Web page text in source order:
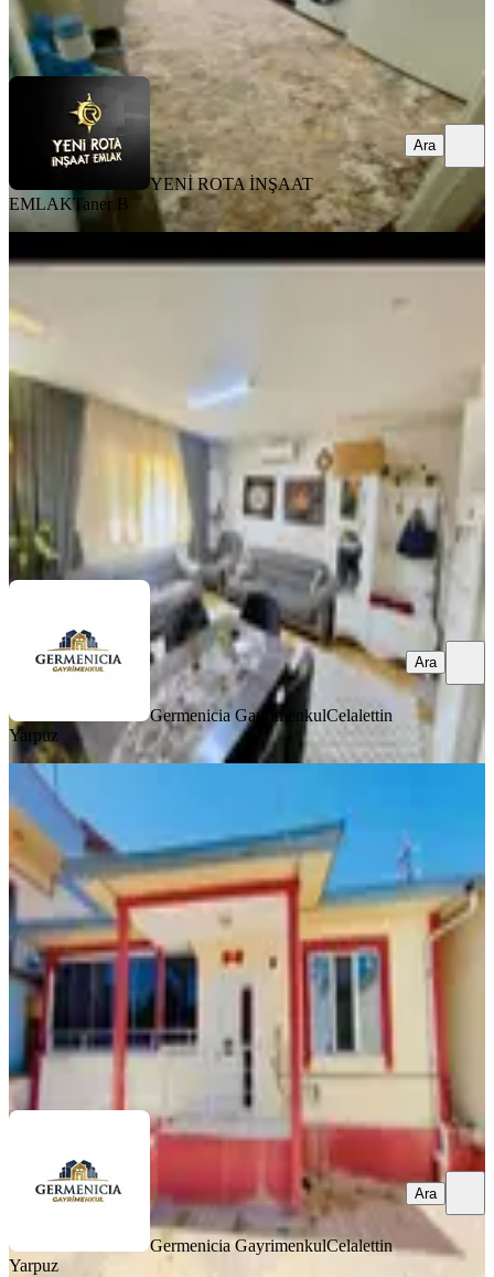
YENİ ROTA İNŞAAT EMLAK Taner B
Ara
YENİ ROTA İNŞAAT
EMLAKTaner B
Ara
Germenicia'dan Satılık Karacasu
1.450.000 ₺
Germenicia Gayrimenkul Celalettin Yarpuz
Ara
Germenicia GayrimenkulCelalettin
Yarpuz
Ara
MANZARALI
2023 Sonrası Çelik Müstakilev
Dulkadiroğlu, Eyüp Sultan Mahallesi
2+1·135 m²·01.08.2026
4.250.000 ₺
Germenicia GayrimenkulCelalettin Yarpuz
Ara
Germenicia GayrimenkulCelalettin
Yarpuz
Ara